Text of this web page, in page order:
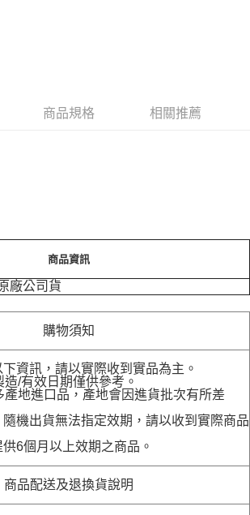
含以上)免運費
商品規格 相關推薦
商品資訊
廠公司貨
購物須知
資訊，請以實際收到實品為主。
/有效日期僅供參考。
地進口品，產地會因進貨批次有所差
機出貨無法指定效期，請以收到實際商品
6個月以上效期之商品。
商品配送及退換貨說明